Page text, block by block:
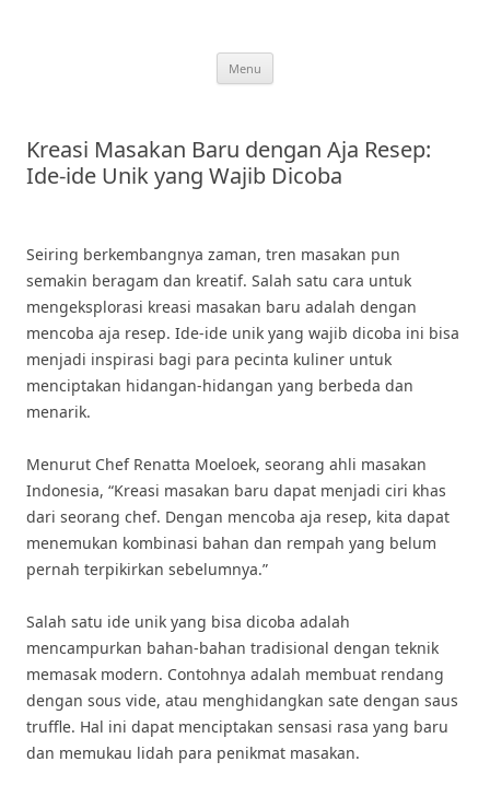
Menu
Kreasi Masakan Baru dengan Aja Resep:
Ide-ide Unik yang Wajib Dicoba
Seiring berkembangnya zaman, tren masakan pun
semakin beragam dan kreatif. Salah satu cara untuk
mengeksplorasi kreasi masakan baru adalah dengan
mencoba aja resep. Ide-ide unik yang wajib dicoba ini bisa
menjadi inspirasi bagi para pecinta kuliner untuk
menciptakan hidangan-hidangan yang berbeda dan
menarik.
Menurut Chef Renatta Moeloek, seorang ahli masakan
Indonesia, “Kreasi masakan baru dapat menjadi ciri khas
dari seorang chef. Dengan mencoba aja resep, kita dapat
menemukan kombinasi bahan dan rempah yang belum
pernah terpikirkan sebelumnya.”
Salah satu ide unik yang bisa dicoba adalah
mencampurkan bahan-bahan tradisional dengan teknik
memasak modern. Contohnya adalah membuat rendang
dengan sous vide, atau menghidangkan sate dengan saus
truffle. Hal ini dapat menciptakan sensasi rasa yang baru
dan memukau lidah para penikmat masakan.